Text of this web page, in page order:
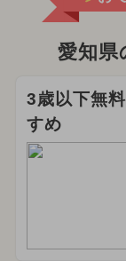
愛知県
3歳以下無
すめ